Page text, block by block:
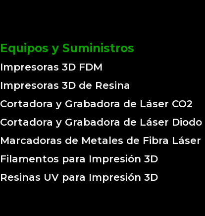
Equipos y Suministros
Impresoras 3D FDM
Impresoras 3D de Resina
Cortadora y Grabadora de Láser CO2
Cortadora y Grabadora de Láser Diodo
Marcadoras de Metales de Fibra Láser
Filamentos para Impresión 3D
Resinas UV para Impresión 3D